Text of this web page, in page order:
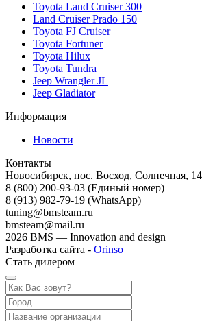
Toyota Land Cruiser 300
Land Cruiser Prado 150
Toyota FJ Cruiser
Toyota Fortuner
Toyota Hilux
Toyota Tundra
Jeep Wrangler JL
Jeep Gladiator
Информация
Новости
Контакты
Новосибирск, пос. Восход, Солнечная, 14
8 (800) 200-93-03 (Единый номер)
8 (913) 982-79-19 (WhatsApp)
tuning@bmsteam.ru
bmsteam@mail.ru
2026 BMS — Innovation and design
Разработка сайта - Orinso
Стать дилером